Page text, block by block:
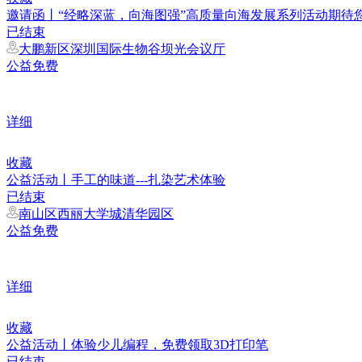
邀请函丨“经略深蓝，向海图强”高质量向海发展系列活动期待
已结束
大鹏新区深圳国际生物谷坝光会议厅
公益免费
详细
收藏
公益活动丨手工的味道---扎染艺术体验
已结束
南山区西丽大学城清华园区
公益免费
详细
收藏
公益活动丨体验少儿编程，免费领取3D打印笔